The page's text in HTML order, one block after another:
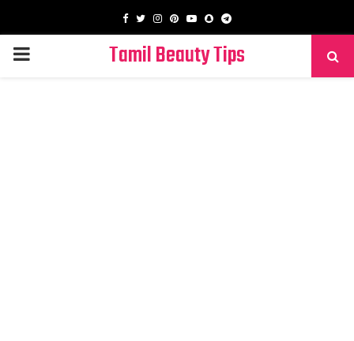
Facebook
TwitterInstagram
PinterestYoutube
SnapchatTelegram
PRIMARY
Tamil Beauty Tips